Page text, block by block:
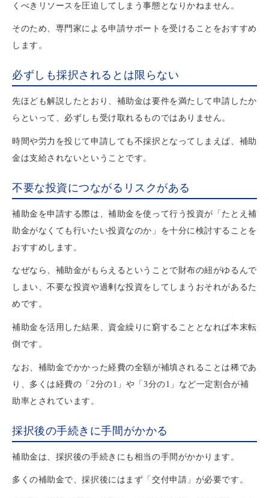
くべきリソースを圧迫してしまう事態となりかねません。
そのため、専門家による申請サポートを受けることをおすすめ
します。
必ずしも採択されるとは限らない
先ほども解説したとおり、補助金は要件を満たして申請したか
らといって、必ずしも受け取れるものではありません。
時間や労力を投じて申請しても不採択となってしまえば、補助
金は支給されないということです。
不要な投資につながるリスクがある
補助金を申請する際は、補助金を使って行う投資が「たとえ補
助金がなくても行いたい投資なのか」を十分に検討することを
おすすめします。
なぜなら、補助金がもらえるということで財布の紐がゆるんで
しまい、不要な投資や過剰な投資をしてしまうおそれがあるた
めです。
補助金を活用した結果、資金繰りに窮することとなれば本末転
倒です。
なお、補助金でかかった経費の全額が補填されることは稀であ
り、多くは経費の「2分の1」や「3分の1」など一定割合が補
助率とされています。
採択後の手続きに手間がかかる
補助金は、採択後の手続きにも相当の手間がかかります。
多くの補助金で、採択後にはまず「交付申請」が必要です。